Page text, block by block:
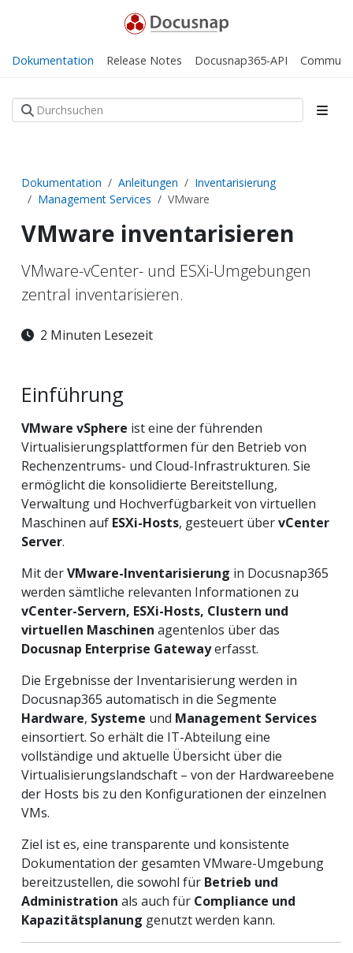
Dokumentation Release Notes Docusnap365-API
Dokumentation Anleitungen
Inventarisierung
Management Services
VMware
VMware inventarisieren
VMware-vCenter- und ESXi-Umgebungen
zentral inventarisieren.
2 Minuten Lesezeit
Einführung
VMware vSphere ist eine der führenden
Virtualisierungsplattformen für den Betrieb von
Rechenzentrums- und Cloud-Infrastrukturen. Sie
ermöglicht die konsolidierte Bereitstellung,
Verwaltung und Hochverfügbarkeit von virtuellen
Maschinen auf ESXi-Hosts, gesteuert übervCenter
Server.
Mit derVMware-Inventarisierung in Docusnap365
werden sämtliche relevanten Informationen zu
vCenter-Servern, ESXi-Hosts, Clustern und
virtuellen Maschinen agentenlos über das
Docusnap Enterprise Gatewayerfasst.
Die Ergebnisse der Inventarisierung werden in
Docusnap365 automatisch in die Segmente
Hardware, Systeme und Management Services
einsortiert. So erhält die IT-Abteilung eine
vollständige und aktuelle Übersicht über die
Virtualisierungslandschaft – von der Hardwareebene
der Hosts bis zu den Konfigurationen der einzelnen
VMs.
Ziel ist es, eine transparente und konsistente
Dokumentation der gesamten VMware-Umgebung
bereitzustellen, die sowohl für Betrieb und
Administration als auch für Compliance und
Kapazitätsplanung genutzt werden kann.